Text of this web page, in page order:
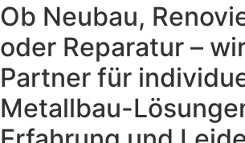
Ob Neubau,
oder Reparatur –
Partner für
Metallbau-